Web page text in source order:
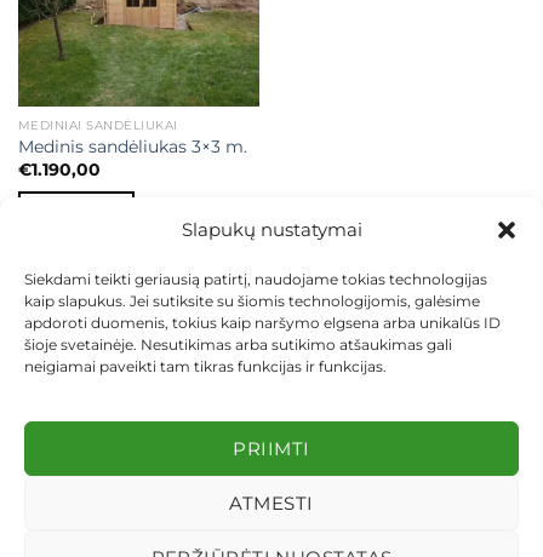
Slapukų nustatymai
Siekdami teikti geriausią patirtį, naudojame tokias technologijas
kaip slapukus. Jei sutiksite su šiomis technologijomis, galėsime
apdoroti duomenis, tokius kaip naršymo elgsena arba unikalūs ID
šioje svetainėje. Nesutikimas arba sutikimo atšaukimas gali
neigiamai paveikti tam tikras funkcijas ir funkcijas.
PRIIMTI
ATMESTI
MEDINIAI SANDĖLIUKAI
Medinis sandėliukas 3×3 m.
€1.190,00
KEITIMAS IR GRĄŽINIMAS
PRIVATUMO POLITIKA
Visos teisės saugomos 2026 ©dekosodas.lt